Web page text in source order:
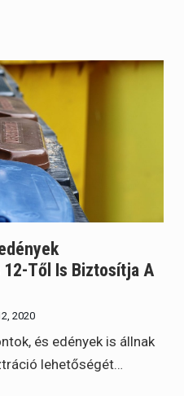
Től Is Biztosítja A
2020
és edények is állnak
lehetőségét…